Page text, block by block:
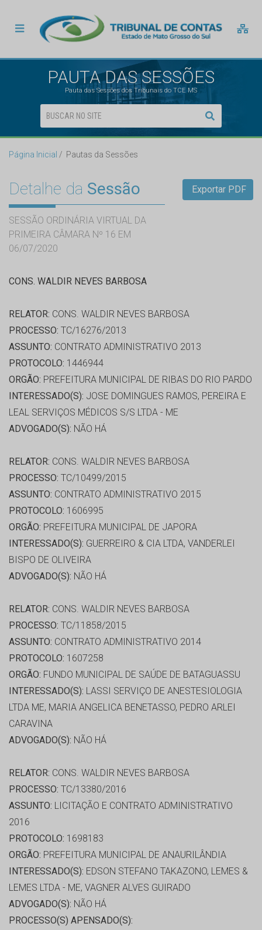
PAUTA DAS SESSÕES
Pauta das Sessões dos Tribunais do TCE MS
Página Inicial Pautas da Sessões
Detalhe da Sessão
SESSÃO ORDINÁRIA VIRTUAL DA
PRIMEIRA CÂMARA Nº 16 EM
06/07/2020
Exportar PDF
CONS. WALDIR NEVES BARBOSA
RELATOR: CONS. WALDIR NEVES BARBOSA
PROCESSO: TC/16276/2013
ASSUNTO: CONTRATO ADMINISTRATIVO 2013
PROTOCOLO: 1446944
ORGÃO: PREFEITURA MUNICIPAL DE RIBAS DO RIO PARDO
INTERESSADO(S): JOSE DOMINGUES RAMOS, PEREIRA E
LEAL SERVIÇOS MÉDICOS S/S LTDA - ME
ADVOGADO(S): NÃO HÁ
RELATOR: CONS. WALDIR NEVES BARBOSA
PROCESSO: TC/10499/2015
ASSUNTO: CONTRATO ADMINISTRATIVO 2015
PROTOCOLO: 1606995
ORGÃO: PREFEITURA MUNICIPAL DE JAPORA
INTERESSADO(S): GUERREIRO & CIA LTDA, VANDERLEI
BISPO DE OLIVEIRA
ADVOGADO(S): NÃO HÁ
RELATOR: CONS. WALDIR NEVES BARBOSA
PROCESSO: TC/11858/2015
ASSUNTO: CONTRATO ADMINISTRATIVO 2014
PROTOCOLO: 1607258
ORGÃO: FUNDO MUNICIPAL DE SAÚDE DE BATAGUASSU
INTERESSADO(S): LASSI SERVIÇO DE ANESTESIOLOGIA
LTDA ME, MARIA ANGELICA BENETASSO, PEDRO ARLEI
CARAVINA
ADVOGADO(S): NÃO HÁ
RELATOR: CONS. WALDIR NEVES BARBOSA
PROCESSO: TC/13380/2016
ASSUNTO: LICITAÇÃO E CONTRATO ADMINISTRATIVO
2016
PROTOCOLO: 1698183
ORGÃO: PREFEITURA MUNICIPAL DE ANAURILÂNDIA
INTERESSADO(S): EDSON STEFANO TAKAZONO, LEMES &
LEMES LTDA - ME, VAGNER ALVES GUIRADO
ADVOGADO(S): NÃO HÁ
PROCESSO(S) APENSADO(S):